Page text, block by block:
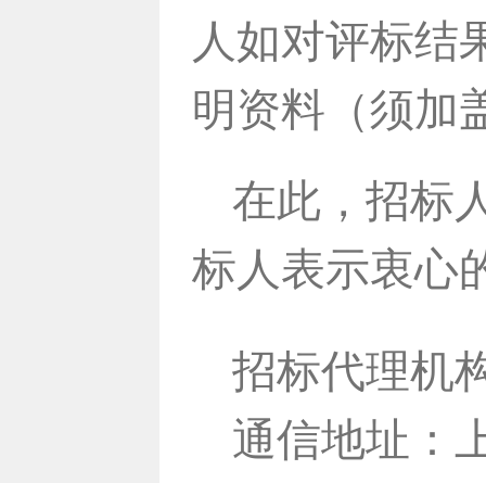
人如对评标结
明资料（须加
在此，招标
标人表示衷心
招标代理机
通信地址：